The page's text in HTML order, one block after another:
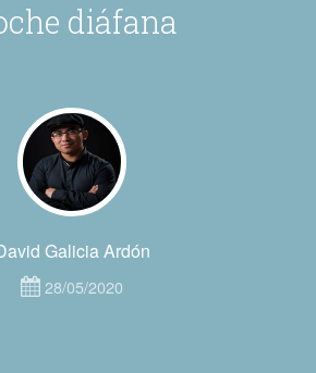
diáfana
Galicia Ardón
28/05/2020